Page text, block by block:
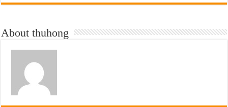
About thuhong